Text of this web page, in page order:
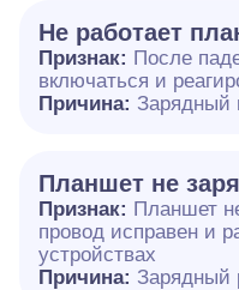
Не работает
Признак: После
включаться и
Причина: Зарядный
Планшет не
Признак: Планшет
провод исправен и
устройствах
Причина: Зарядный